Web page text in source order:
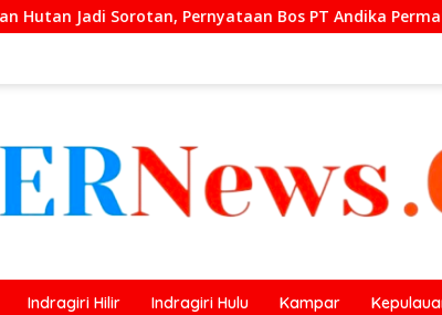
Bos PT Andika Permata Lestari Tuai Reaksi Publik
Indragiri Hilir Indragiri Hulu Kampar